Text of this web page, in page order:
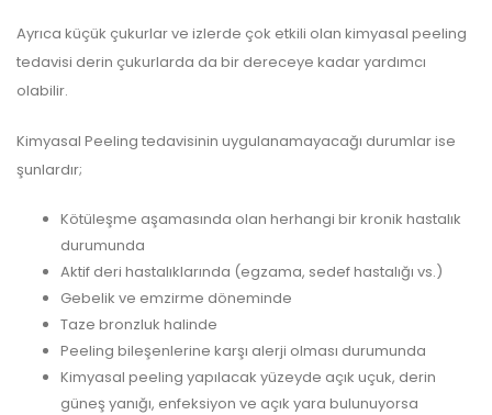
Ayrıca küçük çukurlar ve izlerde çok etkili olan kimyasal peeling
tedavisi derin çukurlarda da bir dereceye kadar yardımcı
olabilir.
Kimyasal Peeling tedavisinin uygulanamayacağı durumlar ise
şunlardır;
Kötüleşme aşamasında olan herhangi bir kronik hastalık
durumunda
Aktif deri hastalıklarında (egzama, sedef hastalığı vs.)
Gebelik ve emzirme döneminde
Taze bronzluk halinde
Peeling bileşenlerine karşı alerji olması durumunda
Kimyasal peeling yapılacak yüzeyde açık uçuk, derin
güneş yanığı, enfeksiyon ve açık yara bulunuyorsa